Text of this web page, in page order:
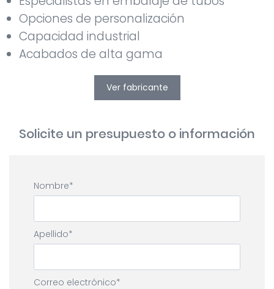
Opciones de personalización
Capacidad industrial
Acabados de alta gama
Ver fabricante
Solicite un presupuesto o información
Nombre
Apellido
Correo electrónico